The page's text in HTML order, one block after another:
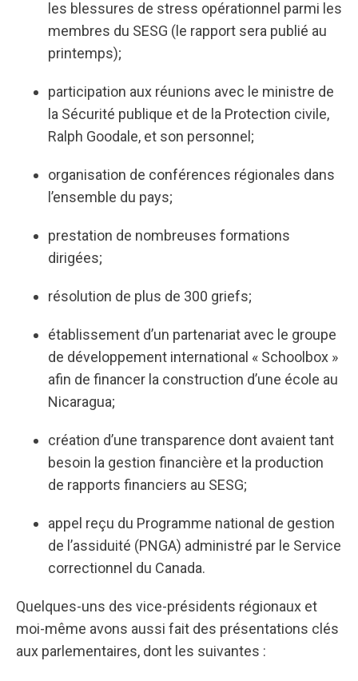
les blessures de stress opérationnel parmi les
membres du SESG (le rapport sera publié au
printemps);
participation aux réunions avec le ministre de
la Sécurité publique et de la Protection civile,
Ralph Goodale, et son personnel;
organisation de conférences régionales dans
l’ensemble du pays;
prestation de nombreuses formations
dirigées;
résolution de plus de 300 griefs;
établissement d’un partenariat avec le groupe
de développement international « Schoolbox »
afin de financer la construction d’une école au
Nicaragua;
création d’une transparence dont avaient tant
besoin la gestion financière et la production
de rapports financiers au SESG;
appel reçu du Programme national de gestion
de l’assiduité (PNGA) administré par le Service
correctionnel du Canada.
Quelques-uns des vice-présidents régionaux et
moi-même avons aussi fait des présentations clés
aux parlementaires, dont les suivantes :